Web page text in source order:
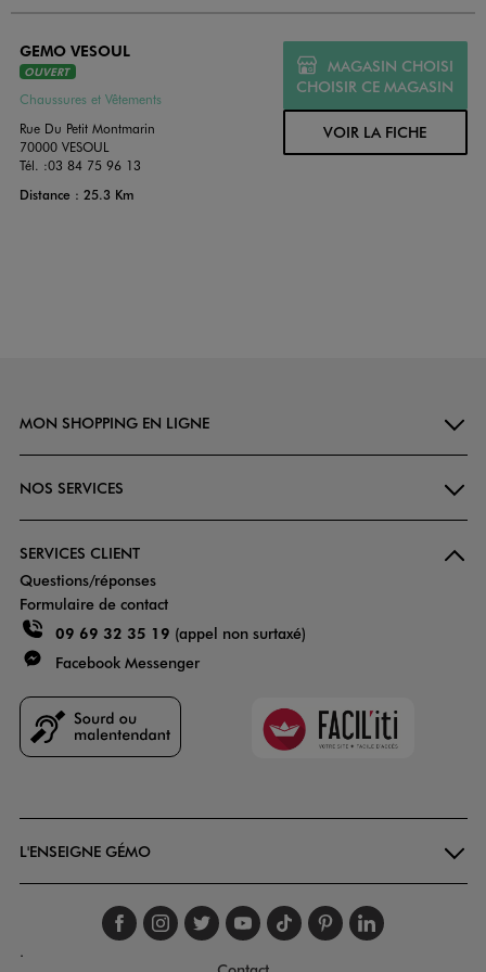
GEMO VESOUL
OUVERT
Chaussures et Vêtements
Rue Du Petit Montmarin
70000 VESOUL
Tél. :03 84 75 96 13
Distance : 25.3 Km
MAGASIN CHOISI
CHOISIR CE MAGASIN
VOIR LA FICHE
MON SHOPPING EN LIGNE
NOS SERVICES
SERVICES CLIENT
Questions/réponses
Formulaire de contact
09 69 32 35 19 (appel non surtaxé)
Facebook Messenger
Faciliti
L'ENSEIGNE GÉMO
Suivez-nous sur
Suivez-nous sur
Suivez-nous sur
Suivez-nous
Suivez-nous
Suivez-
.